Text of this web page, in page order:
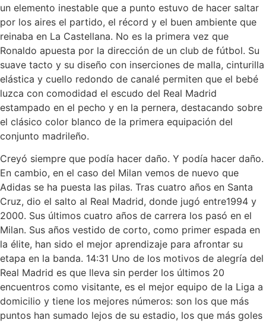
un elemento inestable que a punto estuvo de hacer saltar
por los aires el partido, el récord y el buen ambiente que
reinaba en La Castellana. No es la primera vez que
Ronaldo apuesta por la dirección de un club de fútbol. Su
suave tacto y su diseño con inserciones de malla, cinturilla
elástica y cuello redondo de canalé permiten que el bebé
luzca con comodidad el escudo del Real Madrid
estampado en el pecho y en la pernera, destacando sobre
el clásico color blanco de la primera equipación del
conjunto madrileño.
Creyó siempre que podía hacer daño. Y podía hacer daño.
En cambio, en el caso del Milan vemos de nuevo que
Adidas se ha puesta las pilas. Tras cuatro años en Santa
Cruz, dio el salto al Real Madrid, donde jugó entre1994 y
2000. Sus últimos cuatro años de carrera los pasó en el
Milan. Sus años vestido de corto, como primer espada en
la élite, han sido el mejor aprendizaje para afrontar su
etapa en la banda. 14:31 Uno de los motivos de alegría del
Real Madrid es que lleva sin perder los últimos 20
encuentros como visitante, es el mejor equipo de la Liga a
domicilio y tiene los mejores números: son los que más
puntos han sumado lejos de su estadio, los que más goles